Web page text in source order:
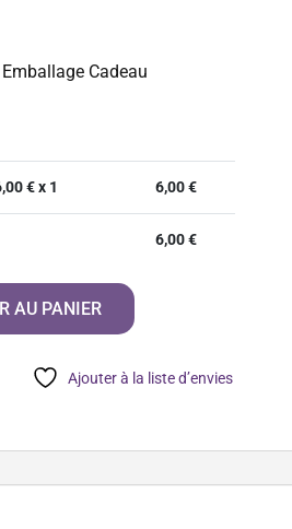
Cadeau
€ x 1 6,00€
6,00€
AU PANIER
Ajouter à la liste d’envies